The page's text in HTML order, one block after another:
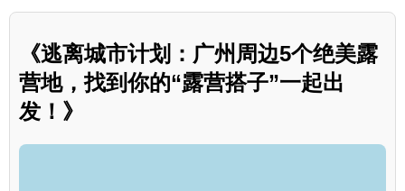
《逃离城市计划：广州周边5个绝美露
营地，找到你的“露营搭子”一起出
发！》